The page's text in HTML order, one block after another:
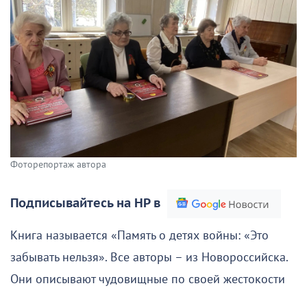
Фоторепортаж автора
Подписывайтесь на НР в
Книга называется «Память о детях войны: «Это
забывать нельзя». Все авторы – из Новороссийска.
Они описывают чудовищные по своей жестокости